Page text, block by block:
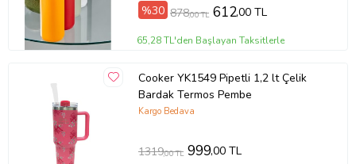
%30 878,00 TL 612,00 TL
65,28 TL'den Başlayan Taksitlerle
Cooker YK1549 Pipetli 1,2 lt Çelik
Bardak Termos Pembe
Kargo Bedava
1319,00 TL 999,00 TL